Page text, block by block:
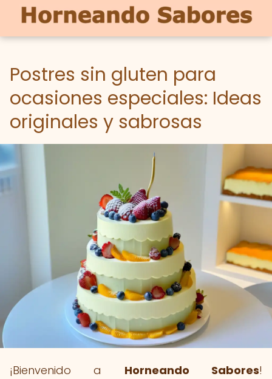
Postres sin gluten para
ocasiones especiales: Ideas
originales y sabrosas
¡Bienvenido a Horneando Sabores!